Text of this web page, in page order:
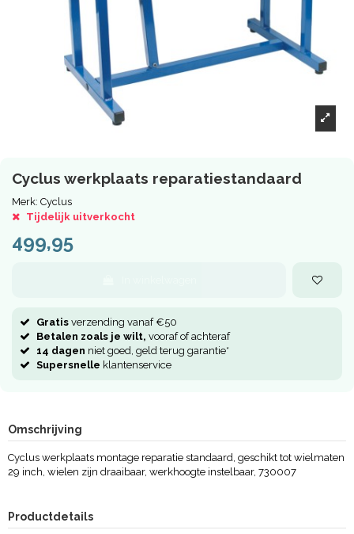
Cyclus werkplaats reparatiestandaard
Merk: Cyclus
Tijdelijk uitverkocht
499,95
Gratis verzending vanaf €50
Betalen zoals je wilt, vooraf of achteraf
14 dagen niet goed, geld terug garantie*
Supersnelle klantenservice
Omschrijving
Cyclus werkplaats montage reparatie standaard, geschikt tot wielmaten
29 inch, wielen zijn draaibaar, werkhoogte instelbaar, 730007
Productdetails